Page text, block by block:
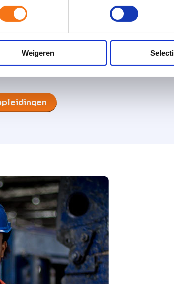
Weigeren
VAPRO gespecialiseerde opleidingen